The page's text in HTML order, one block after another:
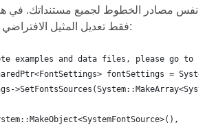
نفس مصادر الخطوط لجميع مستنداتك. في
فقط تعديل المثيل الافتراضي على النحو التالي:
examples and data files, please go to
fontSettings =